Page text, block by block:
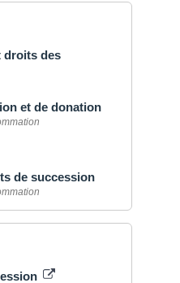
droits des
et de donation
de succession